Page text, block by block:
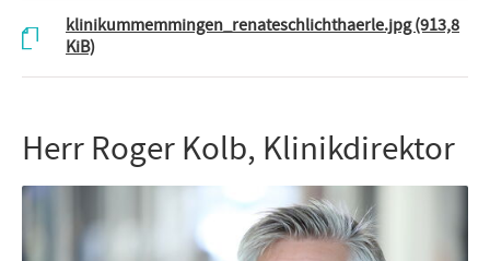
klinikummemmingen_renateschlichthaerle.jpg(913,8
KiB)
Herr Roger Kolb, Klinikdirektor